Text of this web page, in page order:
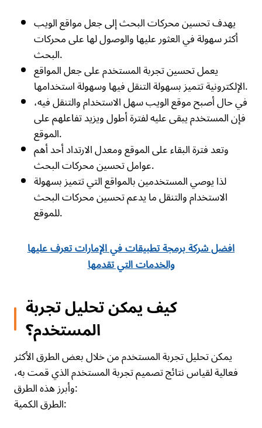
يهدف تحسين محركات البحث إلى جعل مواقع الويب
أكثر سهولة في العثور عليها والوصول لها على محركات
البحث.
يعمل تحسين تجربة المستخدم على جعل المواقع
الإلكترونية تتميز بسهولة التنقل فيها وسهولة استخدامها.
في حال أصبح موقع الويب سهل الاستخدام والتنقل فيه،
فإن المستخدم يبقى عليه لفترة أطول ويزيد تفاعلهم على
الموقع.
وتعد فترة البقاء على الموقع ومعدل الارتداد أحد أهم
عوامل تحسين محركات البحث.
لذا يوصي المستخدمين بالمواقع التي تتميز بسهولة
الاستخدام والتنقل ما يدعم تحسين محركات البحث
للموقع.
افضل شركة برمجة تطبيقات في الإمارات تعرف عليها
والخدمات التي تقدمها
كيف يمكن تحليل تجربة
المستخدم؟
يمكن تحليل تجربة المستخدم من خلال بعض الطرق الأكثر
فعالية لقياس نتائج تصميم تجربة المستخدم الذي قمت به،
وأبرز هذه الطرق:
الطرق الكمية: